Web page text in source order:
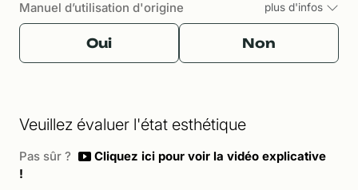
Manuel d’utilisation d'origine plus d'infos
Oui Non
Veuillez évaluer l'état esthétique
Pas sûr ?
Cliquez ici pour voir la vidéo explicative
!